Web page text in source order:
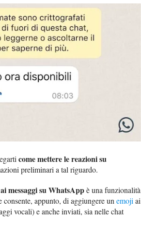
come mettere le reazioni su
preliminari a tal riguardo.
messaggi su WhatsAppè una funzionalità
appunto, di aggiungere unemojiai
vocali) e anche inviati, sia nelle chat